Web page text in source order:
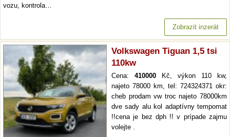
vozu, kontrola…
Zobrazit inzerát
Volkswagen Tiguan 1,5 tsi
110kw
Cena: 410000 Kč, výkon 110 kw,
najeto 78000 km, tel: 724324371 okr:
cheb prodam vw troc najeto 78000km
dve sady alu kol adaptívny tempomat
!!cena je bez dph !! v prípade zajmu
volejte .